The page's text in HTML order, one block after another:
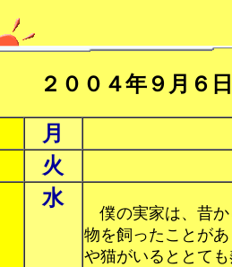
２００４年９月６
月
火
水
僕の実家は、昔か
物を飼ったことが
や猫がいるととて